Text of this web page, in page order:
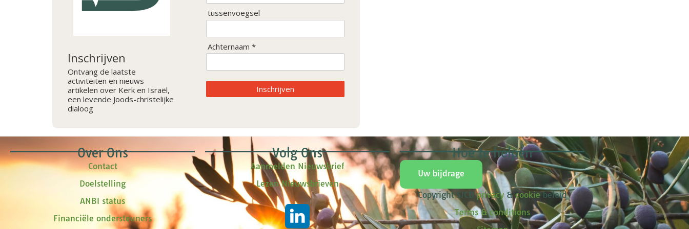
Inschrijven
Ontvang de laatste
activiteiten en nieuws
artikelen over Kerk en Israël,
een levende Joods-christelijke
dialoog
tussenvoegsel
Achternaam *
Inschrijven
Over Ons
Contact
Doelstelling
ANBI status
Financiële ondersteuners
Volg Ons
Aanmelden Nieuwsbrief
Lezen Nieuwsbrieven
Hoe te helpen
Uw bijdrage
Copyright SJCDprivacy& cookiebeleid
Terms & conditions